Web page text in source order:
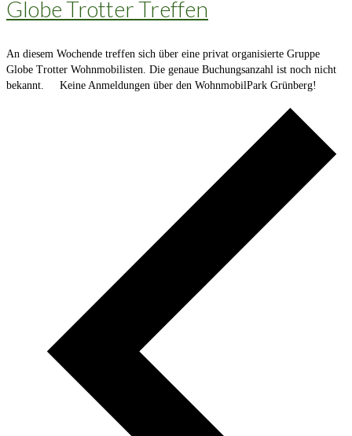
Globe Trotter Treffen
An diesem Wochende treffen sich über eine privat organisierte Gruppe
Globe Trotter Wohnmobilisten. Die genaue Buchungsanzahl ist noch nicht
bekannt. Keine Anmeldungen über den WohnmobilPark Grünberg!